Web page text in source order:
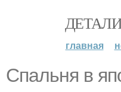
главная
Спальня в